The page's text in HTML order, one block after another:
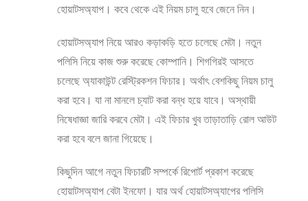
হোয়াটসঅ্যাপ। কবে থেকে এই নিয়ম চালু হবে জেনে নিন।
হোয়াটসঅ্যাপ নিয়ে আরও কড়াকড়ি হতে চলেছে মেটা। নতুন
পলিসি নিয়ে কাজ শুরু করেছে কোম্পানি। শিগগিরই আসতে
চলেছে অ্যাকাউন্ট রেস্ট্রিকশন ফিচার। অর্থাৎ বেশকিছু নিয়ম চালু
করা হবে। যা না মানলে চ্যাট করা বন্ধ হয়ে যাবে। অস্থায়ী
নিষেধাজ্ঞা জারি করবে মেটা। এই ফিচার খুব তাড়াতাড়ি রোল আউট
করা হবে বলে জানা গিয়েছে।
কিছুদিন আগে নতুন ফিচারটি সম্পর্কে রিপোর্ট প্রকাশ করেছে
হোয়াটসঅ্যাপ বেটা ইনফো। যার অর্থ হোয়াটসঅ্যাপের পলিসি